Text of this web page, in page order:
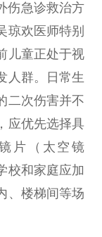
伤急诊救治方
琼欢医师特别
儿童正处于视
人群。日常生
二次伤害并不
应优先选择具
片（太空镜
校和家庭应加
、楼梯间等场